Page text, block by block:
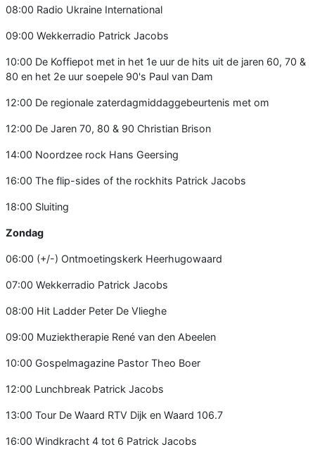
08:00 Radio Ukraine International
09:00 Wekkerradio Patrick Jacobs
10:00 De Koffiepot met in het 1e uur de hits uit de jaren 60, 70 &
80 en het 2e uur soepele 90's Paul van Dam
12:00 De regionale zaterdagmiddaggebeurtenis met om
12:00 De Jaren 70, 80 & 90 Christian Brison
14:00 Noordzee rock Hans Geersing
16:00 The flip-sides of the rockhits Patrick Jacobs
18:00 Sluiting
Zondag
06:00 (+/-) Ontmoetingskerk Heerhugowaard
07:00 Wekkerradio Patrick Jacobs
08:00 Hit Ladder Peter De Vlieghe
09:00 Muziektherapie René van den Abeelen
10:00 Gospelmagazine Pastor Theo Boer
12:00 Lunchbreak Patrick Jacobs
13:00 Tour De Waard RTV Dijk en Waard 106.7
16:00 Windkracht 4 tot 6 Patrick Jacobs